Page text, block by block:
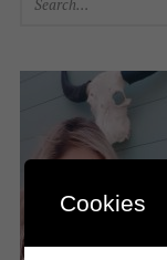
Cookies